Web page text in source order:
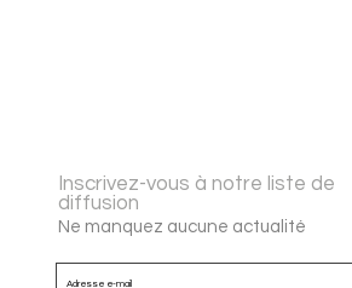
Inscrivez-vous à notre liste de
diffusion
Ne manquez aucune actualité